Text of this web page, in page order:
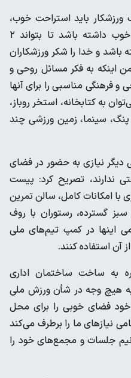
باید استراحت خوب،
تغذیه خوب و تجهیزات ورزشی خوب داشته باشد تا بتواند ۲
و خدا را شکر ورزشکاران
اینکه به فکر مسائل روحی و
و فرهنگی مناسبی را برای آنها
به کتابخانه، استخر روباز،
پنگ، سینما، زمین ورزشی چند
دیگر نیازی به حضور در فضای
ندارند، تصریح کرد: پیست
با امکانات کامل، سالن تمرین
سبز گسترده، رستوران با روف
اینها در کمپ تیم‌های ملی
آن استفاده کنند.
به ساخت ساختمان اداری
هیچ وجه در شأن ورزش ملی
خود فضای خوبی را برای محل
نیازهای ما را برطرف می‌کند
جلسات و مجمع‌های خود را